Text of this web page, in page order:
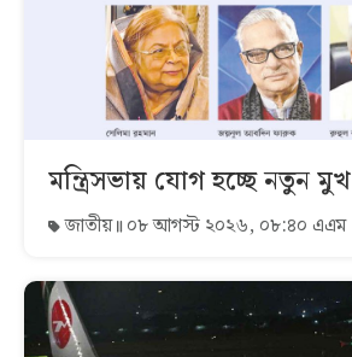
মন্ত্রিসভায় যোগ হচ্ছে নতুন মুখ
জাতীয় ০৮ আগস্ট ২০২৬, ০৮:৪০ এএম